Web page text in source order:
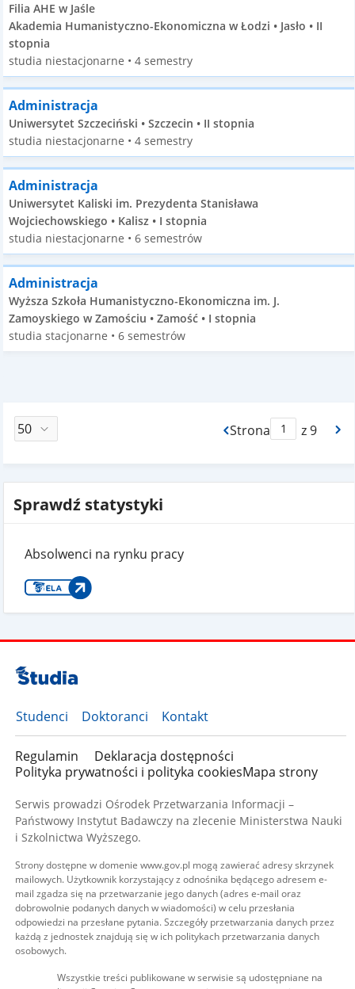
Filia AHE w Jaśle
Akademia Humanistyczno-Ekonomiczna w Łodzi • Jasło • II
stopnia
studia niestacjonarne • 4 semestry
Administracja
Uniwersytet Szczeciński • Szczecin • II stopnia
studia niestacjonarne • 4 semestry
Administracja
Uniwersytet Kaliski im. Prezydenta Stanisława
Wojciechowskiego • Kalisz • I stopnia
studia niestacjonarne • 6 semestrów
Administracja
Wyższa Szkoła Humanistyczno-Ekonomiczna im. J.
Zamoyskiego w Zamościu • Zamość • I stopnia
studia stacjonarne • 6 semestrów
Strona
Max Stronaz 9
Sprawdź statystyki
Absolwenci na rynku pracy
Studenci Doktoranci Kontakt
Regulamin
Deklaracja dostępności
Polityka prywatności i polityka cookiesMapa strony
Serwis prowadzi Ośrodek Przetwarzania Informacji –
Państwowy Instytut Badawczy na zlecenie Ministerstwa Nauki
i Szkolnictwa Wyższego.
Strony dostępne w domenie www.gov.pl mogą zawierać adresy skrzynek
mailowych. Użytkownik korzystający z odnośnika będącego adresem e-
mail zgadza się na przetwarzanie jego danych (adres e-mail oraz
dobrowolnie podanych danych w wiadomości) w celu przesłania
odpowiedzi na przesłane pytania. Szczegóły przetwarzania danych przez
każdą z jednostek znajdują się w ich politykach przetwarzania danych
osobowych.
Wszystkie treści publikowane w serwisie są udostępniane na